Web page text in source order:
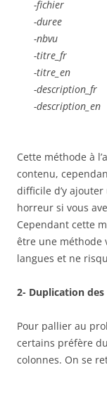
-fichier
-duree
-nbvu
-titre_fr
-titre_en
-description_fr
-description_en
Cette méthode à
contenu,
difficile d’y
horreur si vous
Cependant cette
être une méthode
langues et ne
2- Duplication des
Pour pallier au
certains préfère
colonnes. On se